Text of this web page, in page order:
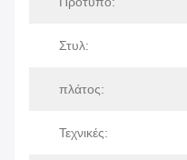
Στυλ:
πλάτος:
Τεχνικές: